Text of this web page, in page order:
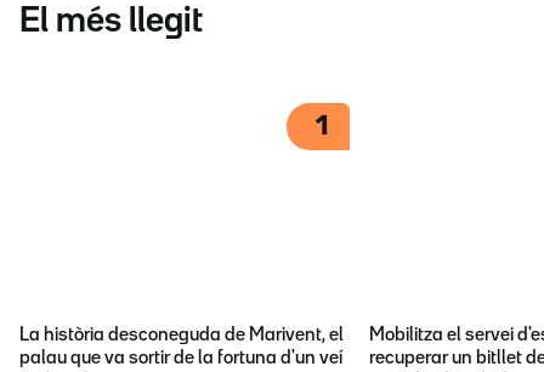
El més llegit
1
La història desconeguda de Marivent, el
palau que va sortir de la fortuna d'un veí
Mobilitza el servei
recuperar un bitllet